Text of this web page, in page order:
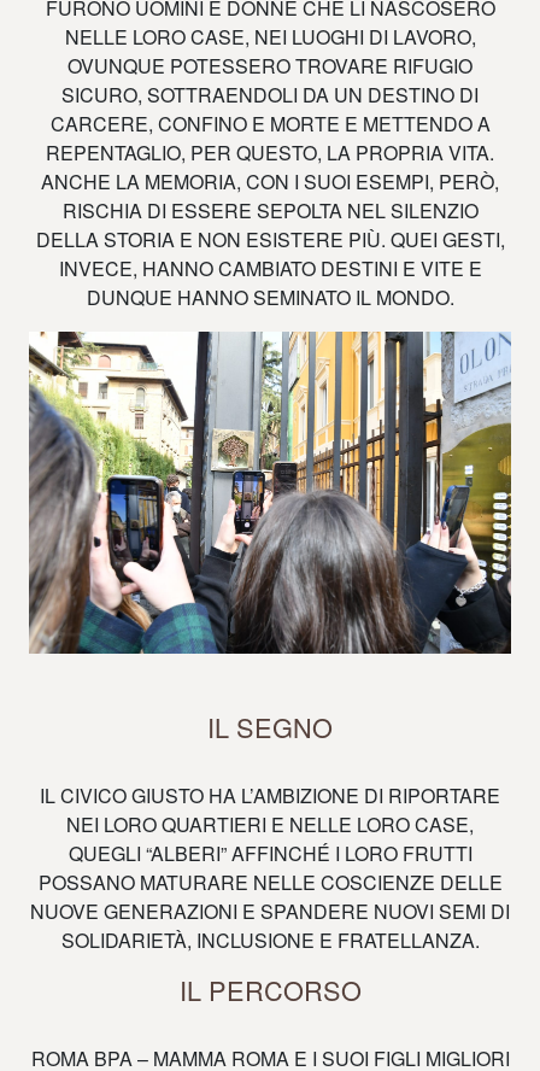
FURONO UOMINI E DONNE CHE LI NASCOSERO
NELLE LORO CASE, NEI LUOGHI DI LAVORO,
OVUNQUE POTESSERO TROVARE RIFUGIO
SICURO, SOTTRAENDOLI DA UN DESTINO DI
CARCERE, CONFINO E MORTE E METTENDO A
REPENTAGLIO, PER QUESTO, LA PROPRIA VITA.
ANCHE LA MEMORIA, CON I SUOI ESEMPI, PERÒ,
RISCHIA DI ESSERE SEPOLTA NEL SILENZIO
DELLA STORIA E NON ESISTERE PIÙ. QUEI GESTI,
INVECE, HANNO CAMBIATO DESTINI E VITE E
DUNQUE HANNO SEMINATO IL MONDO.
IL SEGNO
IL CIVICO GIUSTO HA L’AMBIZIONE DI RIPORTARE
NEI LORO QUARTIERI E NELLE LORO CASE,
QUEGLI “ALBERI” AFFINCHÉ I LORO FRUTTI
POSSANO MATURARE NELLE COSCIENZE DELLE
NUOVE GENERAZIONI E SPANDERE NUOVI SEMI DI
SOLIDARIETÀ, INCLUSIONE E FRATELLANZA.
IL PERCORSO
ROMA BPA – MAMMA ROMA E I SUOI FIGLI MIGLIORI